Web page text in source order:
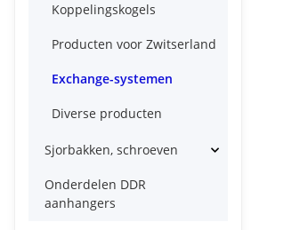
Koppelingskogels
Producten voor Zwitserland
Exchange-systemen
Diverse producten
Sjorbakken, schroeven
Onderdelen DDR
aanhangers